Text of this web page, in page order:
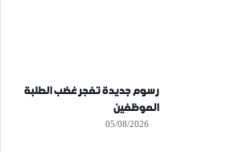
رسوم جديدة تفجر غضب الطلبة
الموظفين
05/08/2026